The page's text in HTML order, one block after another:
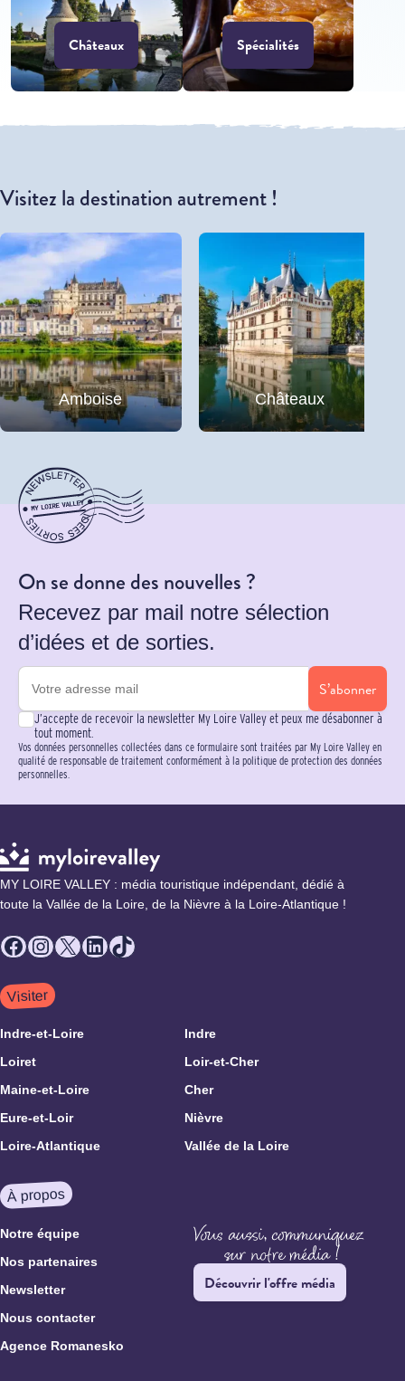
Châteaux Spécialités
Visitez la destination autrement !
Amboise Châteaux
On se donne des nouvelles ?
Recevez par mail notre sélection
d’idées et de sorties.
S’abonner
J’accepte de recevoir la newsletter My Loire Valley et peux me désabonner à
tout moment.
Vos données personnelles collectées dans ce formulaire sont traitées par My Loire Valley en
qualité de responsable de traitement conformément à la politique de protection des données
personnelles.
MY LOIRE VALLEY : média touristique indépendant, dédié à
toute la Vallée de la Loire, de la Nièvre à la Loire-Atlantique !
Facebook
Instagram
X LinkedIn
TikTok
Visiter
Indre-et-Loire
Indre
Loiret
Loir-et-Cher
Maine-et-Loire
Cher
Eure-et-Loir
Nièvre
Loire-Atlantique
Vallée de la Loire
À propos
Notre équipe
Nos partenaires
Newsletter
Nous contacter
Agence Romanesko
Découvrir l'offre média